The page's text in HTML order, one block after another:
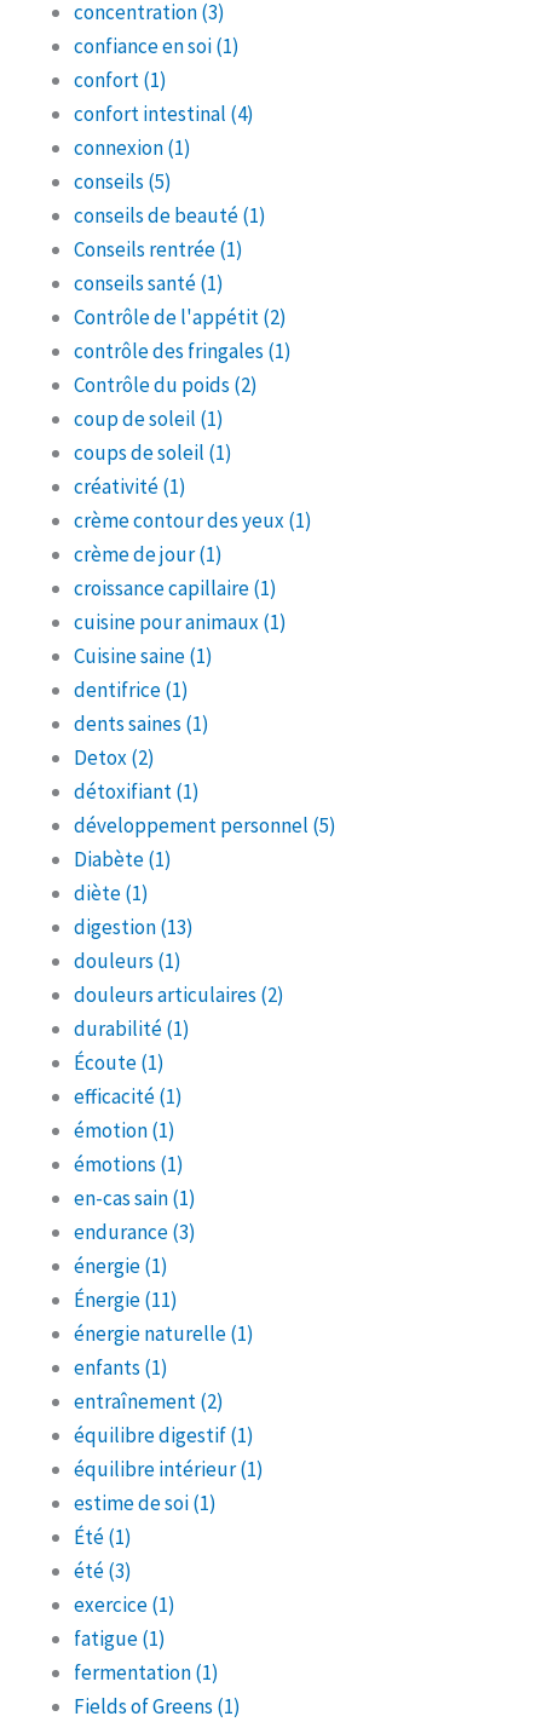
concentration(3)
confiance en soi(1)
confort(1)
confort intestinal (4)
connexion(1)
conseils (5)
conseils de beauté(1)
Conseils rentrée(1)
conseils santé(1)
Contrôle de l'appétit(2)
contrôle des fringales (1)
Contrôle du poids (2)
coup de soleil (1)
coups de soleil (1)
créativité(1)
crème contour des yeux(1)
crème de jour(1)
croissance capillaire(1)
cuisine pour animaux(1)
Cuisine saine(1)
dentifrice(1)
dents saines (1)
Detox(2)
détoxifiant(1)
développement personnel (5)
Diabète(1)
diète(1)
digestion(13)
douleurs (1)
douleurs articulaires (2)
durabilité(1)
Écoute(1)
efficacité(1)
émotion(1)
émotions (1)
en-cas sain(1)
endurance(3)
énergie(1)
Énergie(11)
énergie naturelle(1)
enfants (1)
entraînement(2)
équilibre digestif(1)
équilibre intérieur(1)
estime de soi(1)
Été(1)
été(3)
exercice(1)
fatigue(1)
fermentation(1)
Fields of Greens (1)